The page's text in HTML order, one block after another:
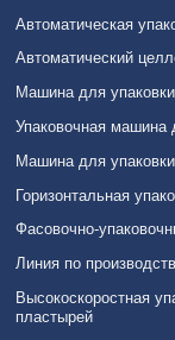
Автоматическая
Автоматический
Машина для
Упаковочная
Машина для
Горизонтальная
Фасовочно-
Линия по
Высокоскоростная
пластырей